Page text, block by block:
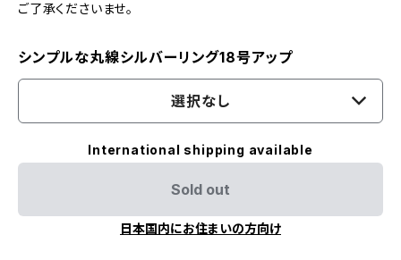
ご了承くださいませ。
シンプルな丸線シルバーリング18号アップ
選択なし
International shipping available
Sold out
日本国内にお住まいの方向け